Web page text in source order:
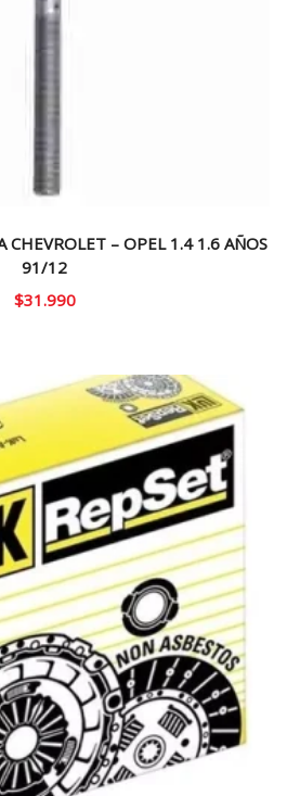
CHEVROLET – OPEL 1.4 1.6 AÑOS
91/12
$31.990